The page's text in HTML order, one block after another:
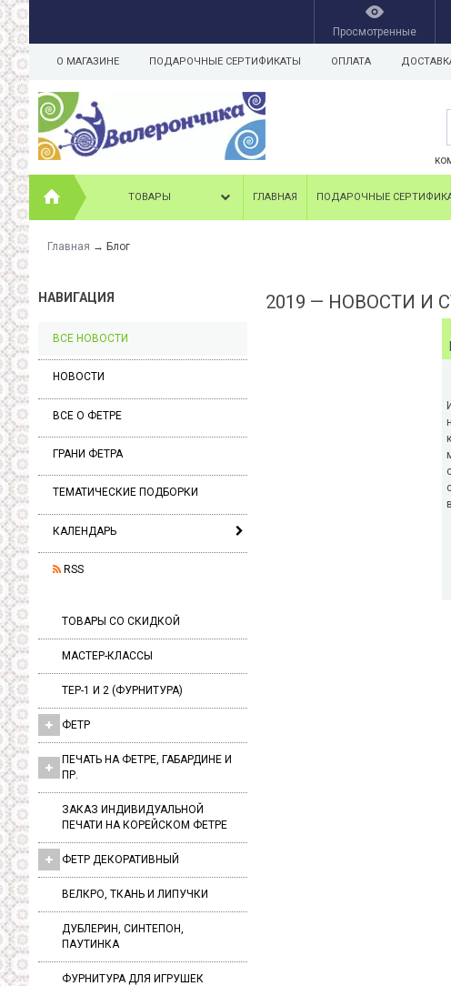
Просмотренные
О МАГАЗИНЕ ПОДАРОЧНЫЕ СЕРТИФИКАТЫ ОПЛАТА
ТОВАРЫ ГЛАВНАЯ ПОДАРОЧНЫЕ
Главная → Блог
НАВИГАЦИЯ
ВСЕ НОВОСТИ
НОВОСТИ
ВСЕ О ФЕТРЕ
ГРАНИ ФЕТРА
ТЕМАТИЧЕСКИЕ ПОДБОРКИ
КАЛЕНДАРЬ
RSS
ТОВАРЫ СО СКИДКОЙ
МАСТЕР-КЛАССЫ
ТЕР-1 И 2 (ФУРНИТУРА)
ФЕТР
ПЕЧАТЬ НА ФЕТРЕ, ГАБАРДИНЕ И
ПР.
ЗАКАЗ ИНДИВИДУАЛЬНОЙ
ПЕЧАТИ НА КОРЕЙСКОМ ФЕТРЕ
ФЕТР ДЕКОРАТИВНЫЙ
ВЕЛКРО, ТКАНЬ И ЛИПУЧКИ
ДУБЛЕРИН, СИНТЕПОН,
ПАУТИНКА
ФУРНИТУРА ДЛЯ ИГРУШЕК
2019 — НОВОСТИ И